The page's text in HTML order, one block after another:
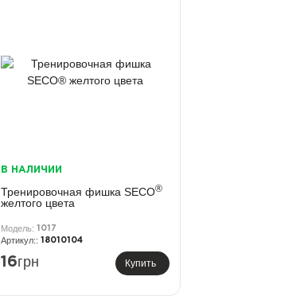
В НАЛИЧИИ
Тренировочная фишка SECO®
желтого цвета
1017
18010104
16грн Купить